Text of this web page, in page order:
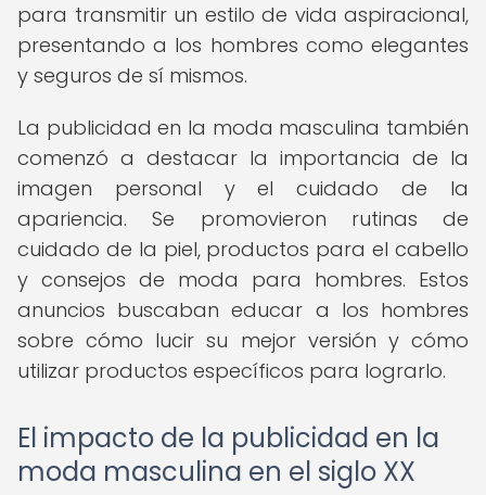
para transmitir un estilo de vida aspiracional,
presentando a los hombres como elegantes
y seguros de sí mismos.
La publicidad en la moda masculina también
comenzó a destacar la importancia de la
imagen personal y el cuidado de la
apariencia. Se promovieron rutinas de
cuidado de la piel, productos para el cabello
y consejos de moda para hombres. Estos
anuncios buscaban educar a los hombres
sobre cómo lucir su mejor versión y cómo
utilizar productos específicos para lograrlo.
El impacto de la publicidad en la
moda masculina en el siglo XX